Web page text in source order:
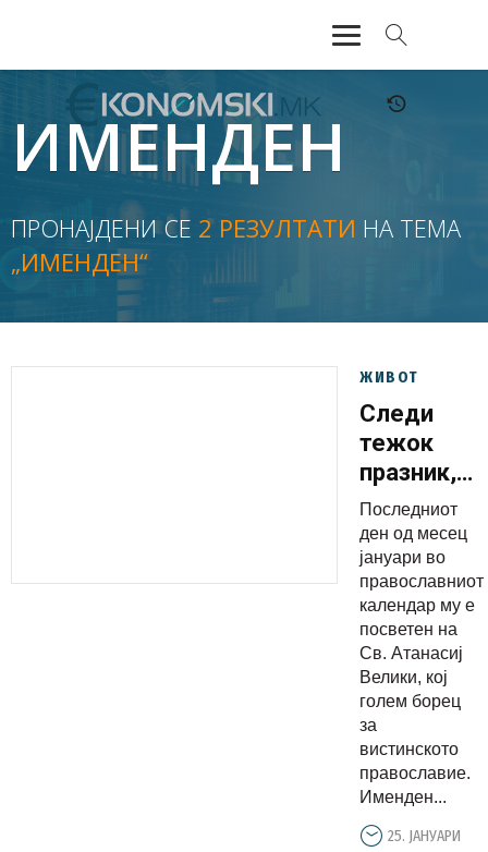
АКТУЕЛНО
ЕКОНОМИЈА
ФИНАНСИИ
БАНКАРСТВО
ЖИВОТ
ИМЕНДЕН
ПРОНАЈДЕНИ СЕ 2 РЕЗУЛТАТИ НА ТЕМА
„ИМЕНДЕН“
ЖИВОТ
Следи
тежок
празник,
кој ни
носи
Последниот
ден од месец
јануари во
православниот
календар му е
посветен на
Св. Атанасиј
Велики, кој
голем борец
за
вистинското
православие.
Именден...
25. ЈАНУАРИ